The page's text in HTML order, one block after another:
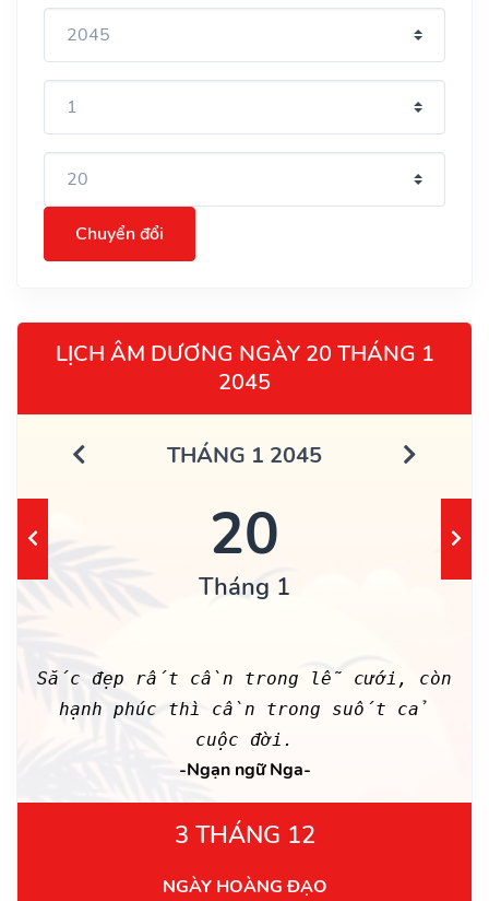
Chuyển đổi
LỊCH ÂM DƯƠNG NGÀY 20 THÁNG 1
2045
THÁNG 1 2045
20
Tháng 1
Sắc đẹp rất cần trong lễ cưới, còn
hạnh phúc thì cần trong suốt cả
cuộc đời.
-Ngạn ngữ Nga-
3 THÁNG 12
NGÀY HOÀNG ĐẠO